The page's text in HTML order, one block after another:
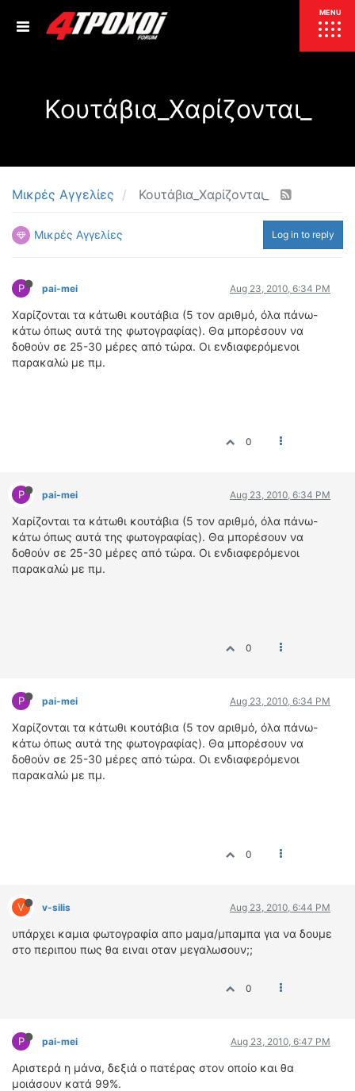
Κουτάβια_Χαρίζονται_
Μικρές Αγγελίες Κουτάβια_Χαρίζονται_
Μικρές Αγγελίες Log in to reply
P pai-mei Aug 23, 2010, 6:34 PM
Xαρίζονται τα κάτωθι κουτάβια (5 τον αριθμό, όλα πάνω-
κάτω όπως αυτά της φωτογραφίας). Θα μπορέσουν να
δοθούν σε 25-30 μέρες από τώρα. Οι ενδιαφερόμενοι
παρακαλώ με πμ.
0
P pai-mei Aug 23, 2010, 6:34 PM
Xαρίζονται τα κάτωθι κουτάβια (5 τον αριθμό, όλα πάνω-
κάτω όπως αυτά της φωτογραφίας). Θα μπορέσουν να
δοθούν σε 25-30 μέρες από τώρα. Οι ενδιαφερόμενοι
παρακαλώ με πμ.
0
P pai-mei Aug 23, 2010, 6:34 PM
Xαρίζονται τα κάτωθι κουτάβια (5 τον αριθμό, όλα πάνω-
κάτω όπως αυτά της φωτογραφίας). Θα μπορέσουν να
δοθούν σε 25-30 μέρες από τώρα. Οι ενδιαφερόμενοι
παρακαλώ με πμ.
0
V v-silis Aug 23, 2010, 6:44 PM
υπάρχει καμια φωτογραφία απο μαμα/μπαμπα για να δουμε
στο περιπου πως θα ειναι οταν μεγαλωσουν;;
0
P pai-mei Aug 23, 2010, 6:47 PM
Αριστερά η μάνα, δεξιά ο πατέρας στον οποίο και θα
μοιάσουν κατά 99%.
ΕΛΛΑΔΑ
ΚΟΣΜΟΣ
TEST
ΣΥΓΚΡΙΤΙΚΕΣ ΔΟΚΙΜΕΣ
ΑΓΩΝΙΣΤΙΚΕΣ ΓΝΩΡΙΜΙΕΣ
ΔΟΚΙΜΕΣ ΕΛΑΣΤΙΚΩΝ
ΕΙΔΙΚΕΣ ΔΙΑΔΡΟΜΕΣ
ΟΔΟΙΠΟΡΙΚΑ
ΕΙΔΗΣΕΙΣ – ΠΑΡΟΥΣΙΑΣΕΙΣ
ΛΕΞΙΚΟ
WRC
ΔΙΕΘΝΕΙΣ ΑΓΩΝΕΣ
ΕΛΛΗΝΙΚΟΙ ΑΓΩΝΕΣ
ΤΙΜΕΣ
ΑΓΩΝΙΣΤΙΚΑ ΑΥΤΟΚΙΝΗΤΑ
ΑΓΟΡΑ
ΟΔΗΓΟΥΜΕ